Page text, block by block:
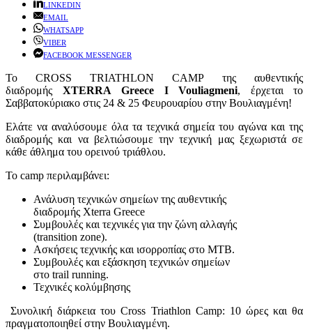
LINKEDIN
EMAIL
WHATSAPP
VIBER
FACEBOOK MESSENGER
Το CROSS TRIATHLON CAMP της αυθεντικής
διαδρομής XTERRA Greece I Vouliagmeni, έρχεται το
Σαββατοκύριακο στις 24 & 25 Φευρουαρίου στην Βουλιαγμένη!
Ελάτε να αναλύσουμε όλα τα τεχνικά σημεία του αγώνα και της
διαδρομής και να βελτιώσουμε την τεχνική μας ξεχωριστά σε
κάθε άθλημα του ορεινού τριάθλου.
To camp περιλαμβάνει:
Ανάλυση τεχνικών σημείων της αυθεντικής
διαδρομής Xterra Greece
Συμβουλές και τεχνικές για την ζώνη αλλαγής
(transition zone).
Ασκήσεις τεχνικής και ισορροπίας στο ΜΤΒ.
Συμβουλές και εξάσκηση τεχνικών σημείων
στο trail running.
Τεχνικές κολύμβησης
Συνολική διάρκεια του Cross Triathlon Camp: 10 ώρες και θα
πραγματοποιηθεί στην Βουλιαγμένη.